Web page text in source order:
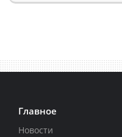
Главное
Новости